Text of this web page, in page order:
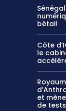
bétail
Côte
le
et
de tests